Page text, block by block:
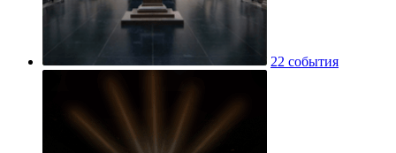
22 события